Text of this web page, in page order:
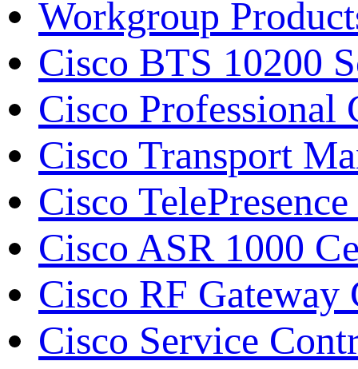
Workgroup
Cisco BTS 10200
Cisco
Cisco Transport
Cisco
Cisco ASR 1000
Cisco RF Gateway
Cisco Service